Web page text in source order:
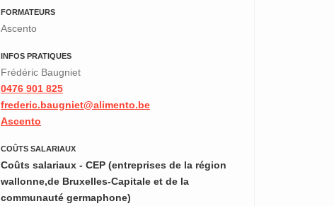
FORMATEURS
Ascento
INFOS PRATIQUES
Frédéric Baugniet
0476 901 825
frederic.baugniet@alimento.be
Ascento
COÛTS SALARIAUX
Coûts salariaux - CEP (entreprises de la région
wallonne,de Bruxelles-Capitale et de la
communauté germaphone)